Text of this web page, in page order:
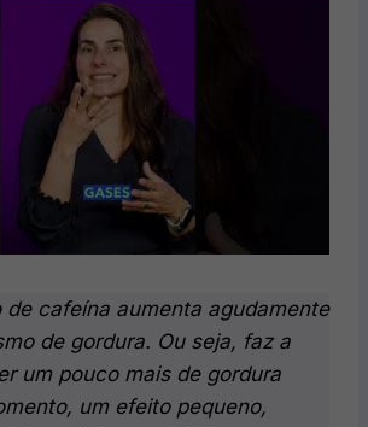
de cafeína aumenta agudamente
de gordura. Ou seja, faz a
um pouco mais de gordura
um efeito pequeno,